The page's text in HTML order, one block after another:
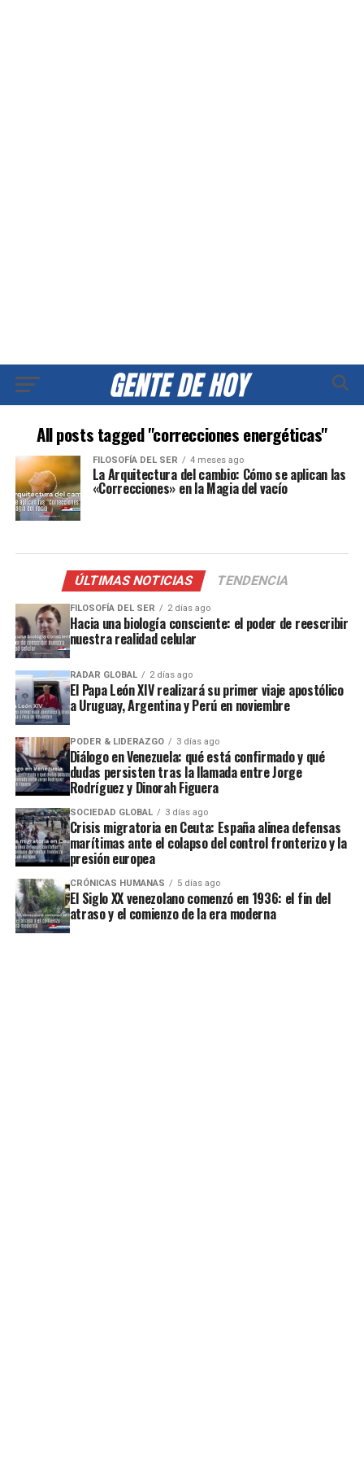
All posts tagged "correcciones energéticas"
FILOSOFÍA DEL SER 4 meses ago
La Arquitectura del cambio: Cómo se aplican las
«Correcciones» en la Magia del vacío
ÚLTIMAS NOTICIAS TENDENCIA
FILOSOFÍA DEL SER 2 días ago
Hacia una biología consciente: el poder de reescribir
nuestra realidad celular
RADAR GLOBAL 2 días ago
El Papa León XIV realizará su primer viaje apostólico
a Uruguay, Argentina y Perú en noviembre
PODER & LIDERAZGO 3 días ago
Diálogo en Venezuela: qué está confirmado y qué
dudas persisten tras la llamada entre Jorge
Rodríguez y Dinorah Figuera
SOCIEDAD GLOBAL 3 días ago
Crisis migratoria en Ceuta: España alinea defensas
marítimas ante el colapso del control fronterizo y la
presión europea
CRÓNICAS HUMANAS 5 días ago
El Siglo XX venezolano comenzó en 1936: el fin del
atraso y el comienzo de la era moderna